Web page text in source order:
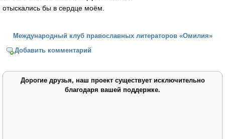
отыскались бы в сердце моём.
Международный клуб православных литераторов «Омилия»
Добавить комментарий
Дорогие друзья, наш проект существует исключительно
благодаря вашей поддержке.